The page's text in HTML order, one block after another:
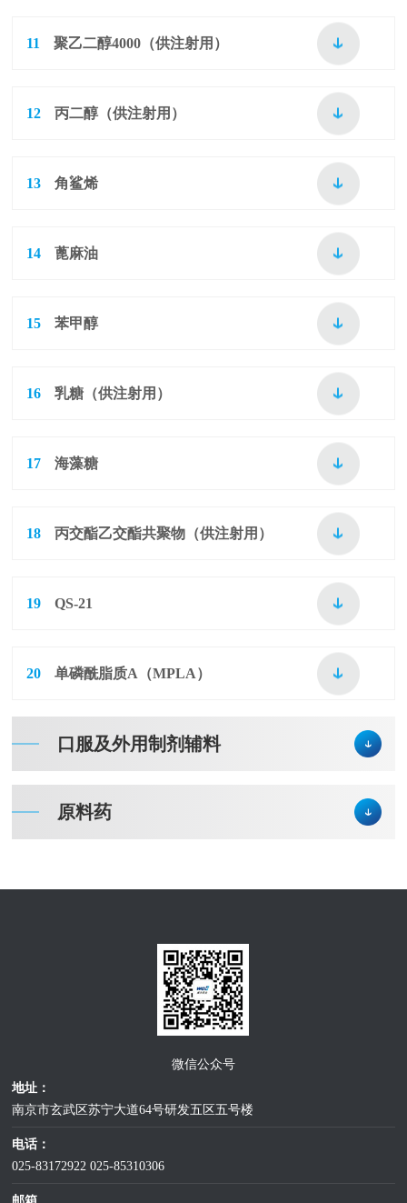
11 聚乙二醇4000（供注射用）
12 丙二醇（供注射用）
13 角鲨烯
14 蓖麻油
15 苯甲醇
16 乳糖（供注射用）
17 海藻糖
18 丙交酯乙交酯共聚物（供注射用）
19 QS-21
20 单磷酰脂质A（MPLA）
口服及外用制剂辅料
原料药
微信公众号
地址：
南京市玄武区苏宁大道64号研发五区五号楼
电话：
025-83172922025-85310306